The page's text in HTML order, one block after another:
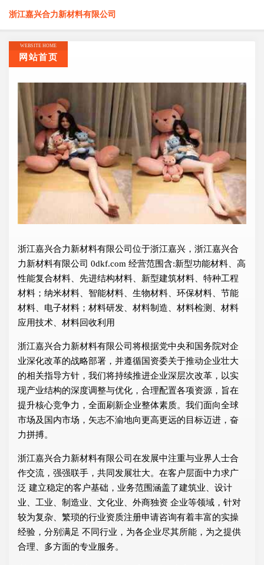
浙江嘉兴合力新材料有限公司
WEBSITE HOME
网站首页
浙江嘉兴合力新材料有限公司位于浙江嘉兴，浙江嘉兴合
力新材料有限公司 0dkf.com 经营范围含:新型功能材料、高
性能复合材料、先进结构材料、新型建筑材料、特种工程
材料；纳米材料、智能材料、生物材料、环保材料、节能
材料、电子材料；材料研发、材料制造、材料检测、材料
应用技术、材料回收利用
浙江嘉兴合力新材料有限公司将根据党中央和国务院对企
业深化改革的战略部署，并遵循国资委关于推动企业壮大
的相关指导方针，我们将持续推进企业深层次改革，以实
现产业结构的深度调整与优化，合理配置各项资源，旨在
提升核心竞争力，全面刷新企业整体素质。我们面向全球
市场及国内市场，矢志不渝地向更高更远的目标迈进，奋
力拼搏。
浙江嘉兴合力新材料有限公司在发展中注重与业界人士合
作交流，强强联手，共同发展壮大。在客户层面中力求广
泛 建立稳定的客户基础，业务范围涵盖了建筑业、设计
业、工业、制造业、文化业、外商独资 企业等领域，针对
较为复杂、繁琐的行业资质注册申请咨询有着丰富的实操
经验，分别满足 不同行业，为各企业尽其所能，为之提供
合理、多方面的专业服务。